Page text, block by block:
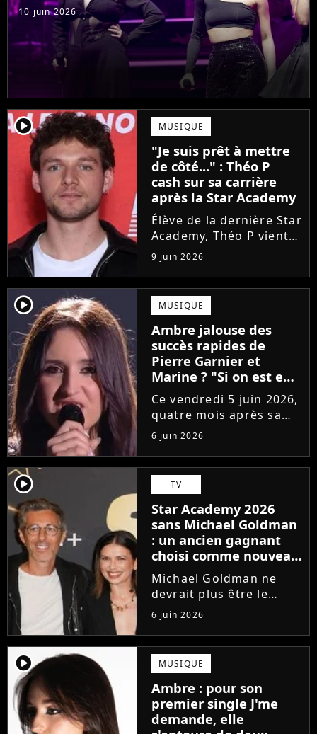
10 juin 2026
player2 MUSIQUE
"Je suis prêt à mettre
de côté..." : Théo P
cash sur sa carrière
après la Star Academy
Élève de la dernière Star
Academy, Théo P vient
de sortir son premier
single Garçon solide. En
interview, l'ancien
candidat se livre à
coeur ouvert sur
l'avenir incertain dans
le milieu...
9 juin 2026
player2 MUSIQUE
Ambre jalouse des
succès rapides de
Pierre Garnier et
Marine ? "Si on est en
compétition..."
Ce vendredi 5 juin 2026,
quatre mois après sa
victoire à la Star
Academy, Ambre a
dévoilé J'me demande,
son premier single. Une
chanson arrivée
tardivement vis-à-vis
des carrières...
6 juin 2026
player2 TV
Star Academy 2026
sans Michael Goldman
: un ancien gagnant
choisi comme nouveau
directeur ?
Michael Goldman ne
devrait plus être le
directeur de la Star
Academy lors de la
saison 2026. Et pour lui
succéder, c'est un
ancien gagnant de
l'émission de TF1 qui
sera aujourd'hui...
6 juin 2026
player2 MUSIQUE
Ambre : pour son
premier single J'me
demande, elle